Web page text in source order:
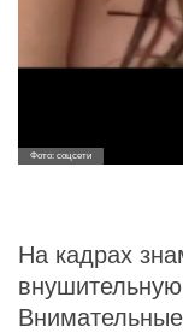
Фото: соцсети
На кадрах